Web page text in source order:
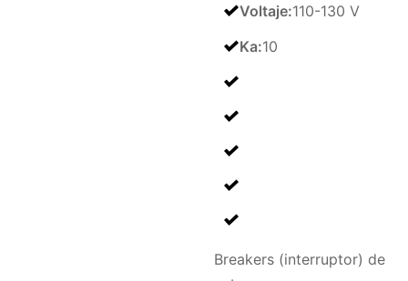
Voltaje:110-130 V
Ka:10
Breakers (interruptor) de